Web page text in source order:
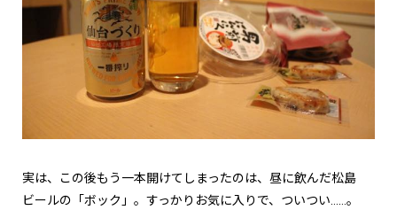
実は、この後もう一本開けてしまったのは、昼に飲んだ松島
ビールの「ボック」。すっかりお気に入りで、ついつい……。